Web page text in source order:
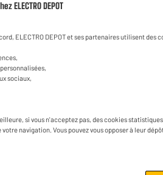
UN CRÉDIT VOUS
CAPACITÉS DE
ELECTRO DEPOT
ELECTRO DEPOT et ses partenaires utilisent des
sociaux,
si vous n'acceptez pas, des cookies
navigation. Vous pouvez vous opposer à leur